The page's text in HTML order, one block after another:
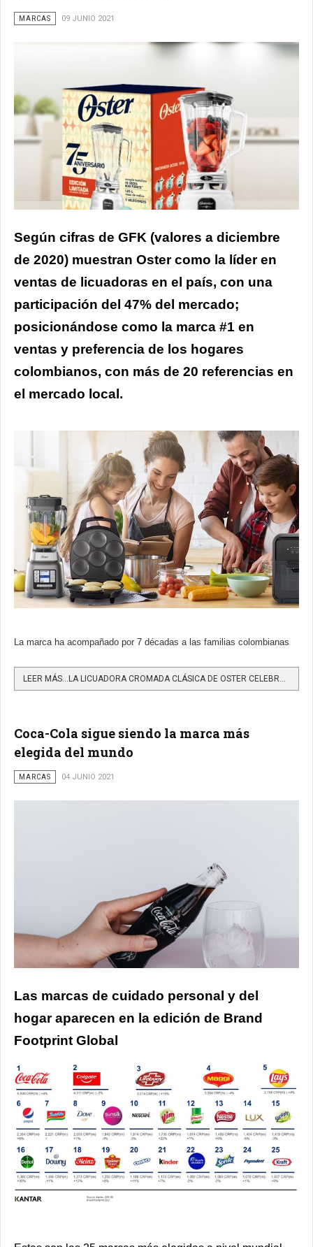
MARCAS 09 JUNIO 2021
Según cifras de GFK (valores a diciembre
de 2020) muestran Oster como la líder en
ventas de licuadoras en el país, con una
participación del 47% del mercado;
posicionándose como la marca #1 en
ventas y preferencia de los hogares
colombianos, con más de 20 referencias en
el mercado local.
La marca ha acompañado por 7 décadas a las familias colombianas
LEER MÁS…LA LICUADORA CROMADA CLÁSICA DE OSTER CELEBRA SU ANIVERSARIO 75
Coca-Cola sigue siendo la marca más
elegida del mundo
MARCAS 04 JUNIO 2021
Las marcas de cuidado personal y del
hogar aparecen en la edición de Brand
Footprint Global